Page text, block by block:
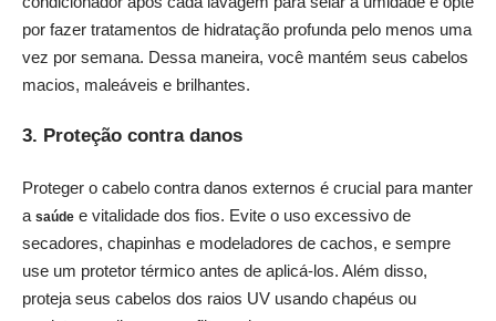
por fazer tratamentos de hidratação profunda pelo menos uma
vez por semana. Dessa maneira, você mantém seus cabelos
macios, maleáveis e brilhantes.
3. Proteção contra danos
Proteger o cabelo contra danos externos é crucial para manter
a saúde e vitalidade dos fios. Evite o uso excessivo de
secadores, chapinhas e modeladores de cachos, e sempre
use um protetor térmico antes de aplicá-los. Além disso,
proteja seus cabelos dos raios UV usando chapéus ou